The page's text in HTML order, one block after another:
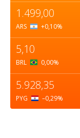
1.499,00
ARS +0,10%
5,10
BRL 0,00%
5.928,35
PYG –0,29%